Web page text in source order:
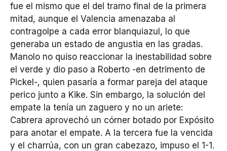
fue el mismo que el del tramo final de la primera
mitad, aunque el Valencia amenazaba al
contragolpe a cada error blanquiazul, lo que
generaba un estado de angustia en las gradas.
Manolo no quiso reaccionar la inestabilidad sobre
el verde y dio paso a Roberto -en detrimento de
Pickel-, quien pasaría a formar pareja del ataque
perico junto a Kike. Sin embargo, la solución del
empate la tenía un zaguero y no un ariete:
Cabrera aprovechó un córner botado por Expósito
para anotar el empate. A la tercera fue la vencida
y el charrúa, con un gran cabezazo, impuso el 1-1.